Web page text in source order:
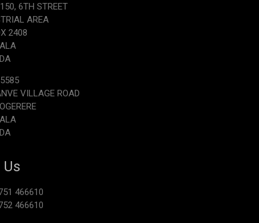
6TH STREET
AREA
2408
VILLAGE ROAD
Us
466610
466610